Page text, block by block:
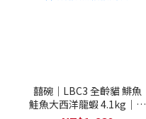
囍碗｜LBC3 全齡貓 鯡魚
鮭魚大西洋龍蝦 4.1kg｜加